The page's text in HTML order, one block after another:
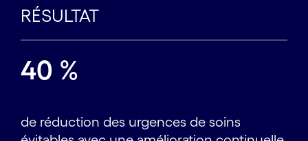
RÉSULTAT
40 %
de réduction des urgences de soins